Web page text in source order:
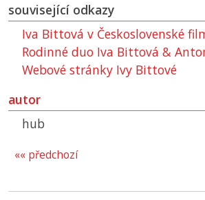
související odkazy
Iva Bittová v Československé
Rodinné duo Iva Bittová &
Webové stránky Ivy Bittové
autor
hub
«« předchozí